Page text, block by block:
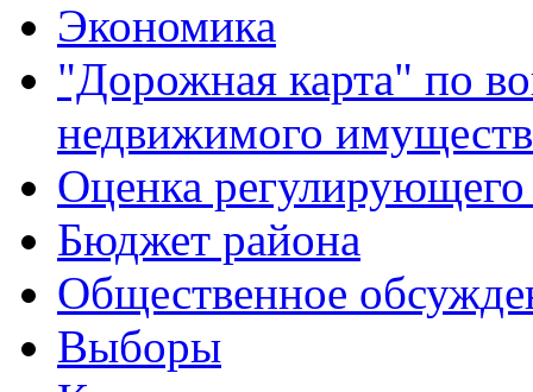
Экономика
"Дорожная карта" по
недвижимого
Оценка регулирующего
Бюджет района
Общественное
Выборы